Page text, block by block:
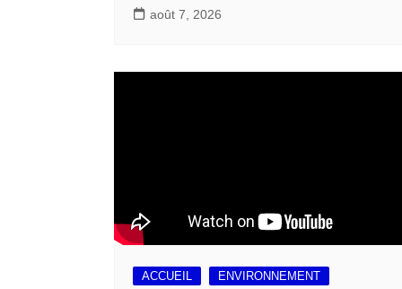
août 7, 2026
ACCUEIL ENVIRONNEMENT